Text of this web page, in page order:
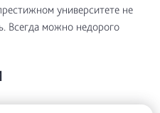
университете не
Всегда можно недорого